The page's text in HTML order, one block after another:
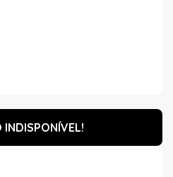
INDISPONÍVEL!